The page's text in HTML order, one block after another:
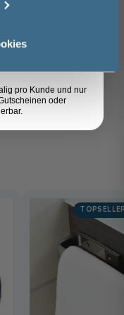
(3)pro Kunde und nur
oder